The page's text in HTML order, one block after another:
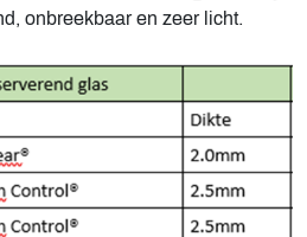
onbreekbaar en zeer licht.